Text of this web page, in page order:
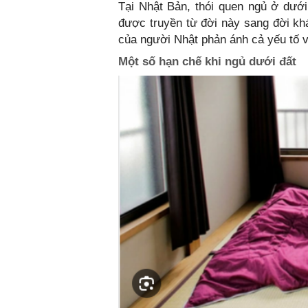
Tại Nhật Bản, thói quen ngủ ở
được truyền từ đời này sang đời
của người Nhật phản ánh cả yếu tố
Một số hạn chế khi ngủ dưới đất